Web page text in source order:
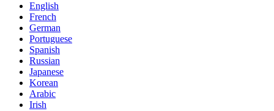
English
French
German
Portuguese
Spanish
Russian
Japanese
Korean
Arabic
Irish